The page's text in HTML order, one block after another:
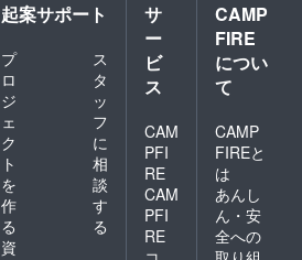
起案サポート
プ
ロ
ジ
ェ
ク
ト
を
作
る
ス
タ
ッ
フ
に
相
談
す
る
資
サ
ー
ビ
ス
CAM
PFI
RE
CAM
PFI
RE
CAMP
FIRE
につい
て
CAMP
FIREと
は
あんし
ん・安
全への